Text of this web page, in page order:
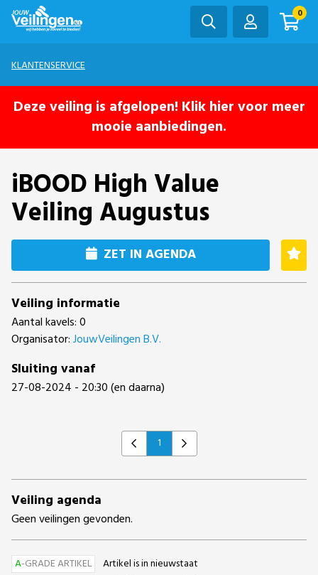
0
KLANTENSERVICE
Deze veiling is afgelopen! Klik hier voor meer
mooie aanbiedingen.
iBOOD High Value
Veiling Augustus
ZET IN AGENDA
Veiling informatie
Aantal kavels: 0
Organisator:JouwVeilingen B.V.
Sluiting vanaf
27-08-2024 - 20:30 (en daarna)
Previous
1 Next
Veiling agenda
Geen veilingen gevonden.
A-GRADE ARTIKEL
Artikel is in nieuwstaat